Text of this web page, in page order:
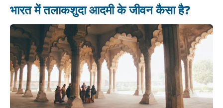
भारत में तलाकशुदा आदमी के जीवन कैसा है?